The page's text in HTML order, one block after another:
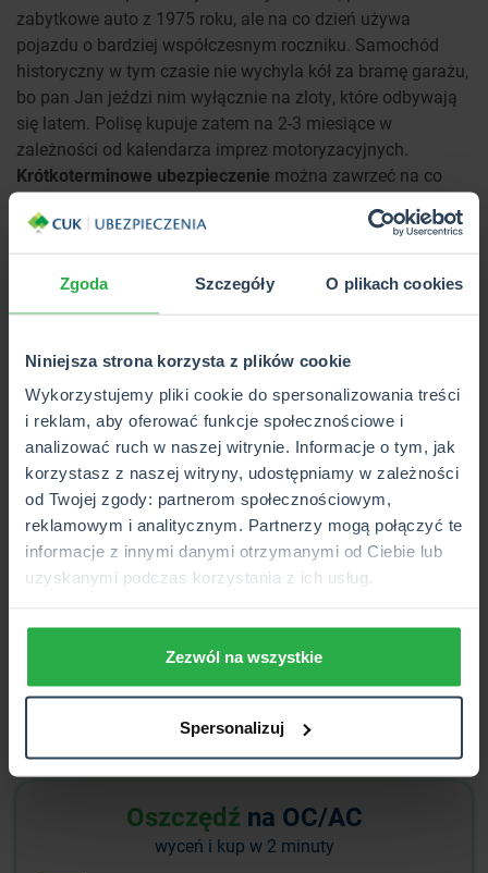
Zgoda Szczegóły O plikach cookies
Niniejsza strona korzysta z plików cookie
Wykorzystujemy pliki cookie do spersonalizowania treści
i reklam, aby oferować funkcje społecznościowe i
analizować ruch w naszej witrynie. Informacje o tym, jak
korzystasz z naszej witryny, udostępniamy w zależności
od Twojej zgody: partnerom społecznościowym,
reklamowym i analitycznym. Partnerzy mogą połączyć te
informacje z innymi danymi otrzymanymi od Ciebie lub
uzyskanymi podczas korzystania z ich usług.
Zezwól na wszystkie
Spersonalizuj
zabytkowe auto z 1975 roku, ale na co dzień używa
pojazdu o bardziej współczesnym roczniku. Samochód
historyczny w tym czasie nie wychyla kół za bramę garażu,
bo pan Jan jeździ nim wyłącznie na zloty, które odbywają
się latem. Polisę kupuje zatem na 2-3 miesiące w
zależności od kalendarza imprez motoryzacyjnych.
Krótkoterminowe ubezpieczenie można zawrzeć na co
przedłuża się automatycznie, więc jeśli będziesz chciał
jej zakończeniem.
ZNAJDŹ NASZĄ PLACÓWKĘ
Masz pojazd historyczny? Nie masz
OC?
Kup ubezpieczenie w naszej porównywarce, nainfolinii
wplacówce CUK Ubezpieczenia .
Oszczędź na OC/AC
wyceń i kup w 2 minuty